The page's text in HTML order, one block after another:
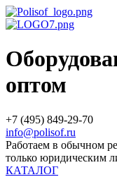
оптом
+7 (495) 849-29-70
info@polisof.ru
Работаем в обычном
только юридическим
КАТАЛОГ